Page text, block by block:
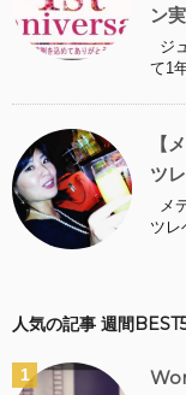
ン
ジ
て1
【
ツ
メ
ツレ
人気の記事 週間